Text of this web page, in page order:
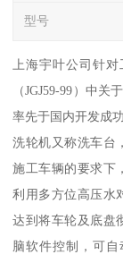
型号
上海宇叶公司针
（JGJ59-99）中
率先于国内开发成
洗轮机又称洗车台
施工车辆的要求下
利用多方位高压水
达到将车轮及底盘
脑软件控制，可